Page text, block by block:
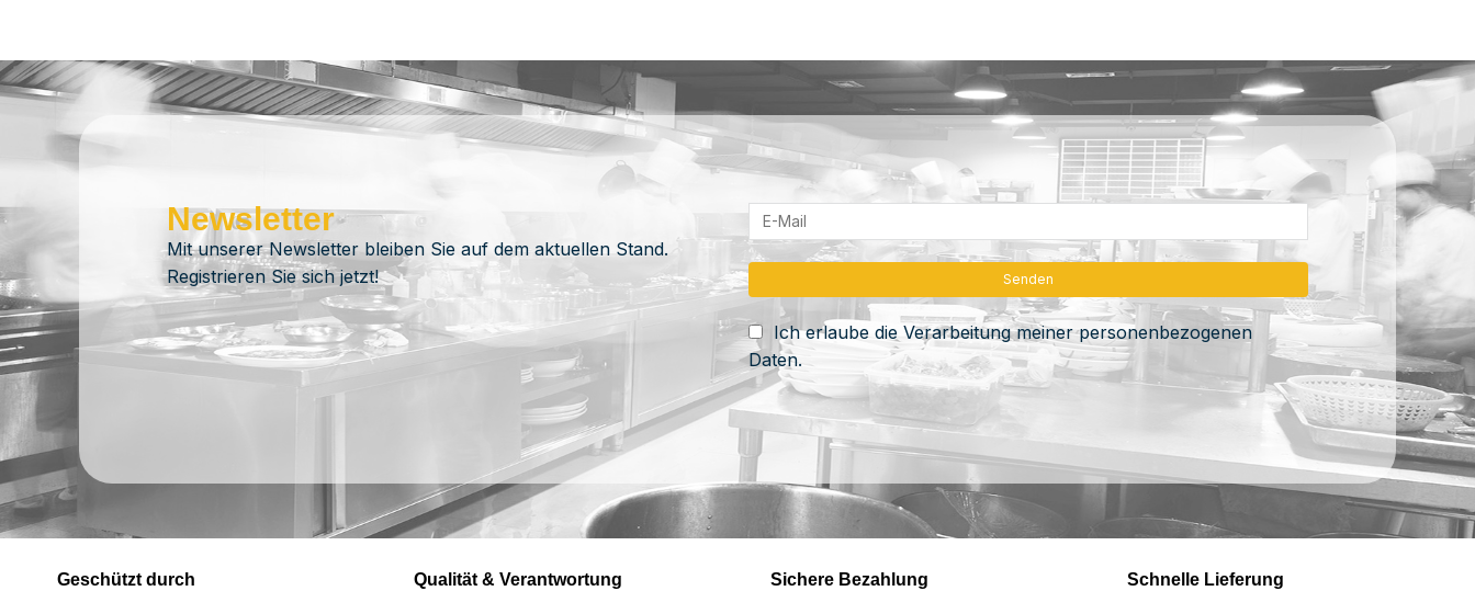
Newsletter
Mit unserer Newsletter bleiben Sie auf dem aktuellen Stand.
Registrieren Sie sich jetzt!
Ich erlaube die Verarbeitung meiner personenbezogenen
Daten.
Geschützt durch Qualität & Verantwortung Sichere Bezahlung Schnelle Lieferung